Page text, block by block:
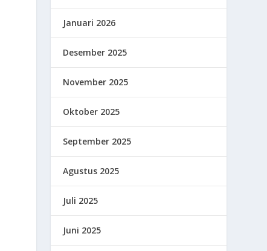
Januari 2026
Desember 2025
November 2025
Oktober 2025
September 2025
Agustus 2025
Juli 2025
Juni 2025